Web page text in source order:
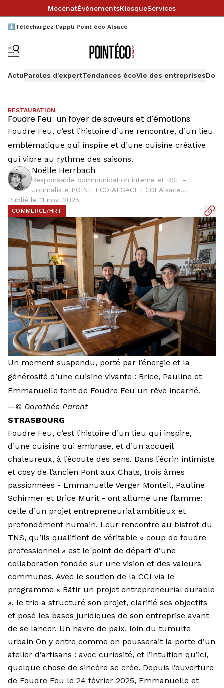
MécénatÉvénementsKiosqueServices
⬇️Téléchargez l'appli Point éco Alsace
ActuParoles d'expertTendances écoVie des entreprises
RESTAURATION
Foudre Feu : un foyer de saveurs et d’émotions
Foudre Feu, c’est l’histoire d’une rencontre, d’un lieu
emblématique qui inspire et d’une cuisine créative
qui vibre au rythme des saisons.
Noëlle Herrbach
Responsable communication interne et RSE -
Journaliste POINT ECO ALSACE | CCI Alsace
Eurométropole
Publié le 11 nov. 2025
COMMERCE/HRT
Un moment suspendu, porté par l’énergie et la
générosité d’une cuisine vivante : Brice, Pauline et
Emmanuelle font de Foudre Feu un rêve incarné.
―© Dorothée Parent
STRASBOURG
Foudre Feu, c’est l’histoire d’un lieu qui inspire,
d’une cuisine qui embrase, et d’un accueil
chaleureux, à l’écoute des sens. Dans l’écrin intimiste
et cosy de l’ancien Pont aux Chats, trois âmes
passionnées - Emmanuelle Verger Monteil, Pauline
Schirmer et Brice Murit - ont allumé une flamme:
celle d’un projet entrepreneurial ambitieux et
profondément humain. Leur rencontre au bistrot du
TNS, qu’ils qualifient de véritable « coup de foudre
professionnel » est le point de départ d’une
collaboration fondée sur une vision et des valeurs
communes. Avec le soutien de la CCI via le
programme « Bâtir un projet entrepreneurial durable
», le trio a structuré son projet, clarifié ses objectifs
et posé les bases juridiques de son entreprise avant
de se lancer. Un havre de paix, loin du tumulte
urbain On y entre comme on pousserait la porte d’un
atelier d’artisans : avec curiosité, et l’intuition qu’ici,
quelque chose de sincère se crée. Depuis l’ouverture
de Foudre Feu le 24 février 2025, Emmanuelle et